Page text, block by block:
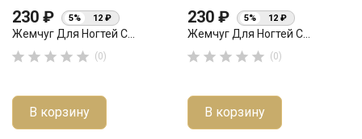
230 ₽ 5% 12 ₽
Жемчуг Для Ногтей С...
     (0)
В корзину
230 ₽ 5% 12 ₽
Жемчуг Для Ногтей С...
     (0)
В корзину